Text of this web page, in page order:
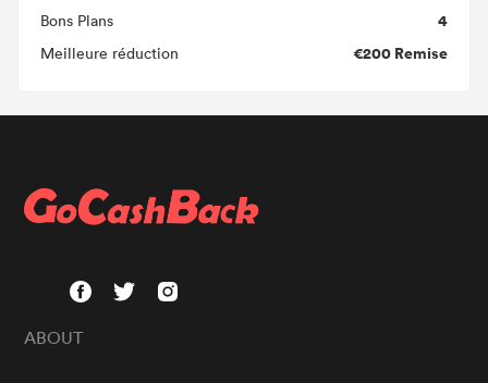
Bons Plans 4
Meilleure réduction €200 Remise
ABOUT